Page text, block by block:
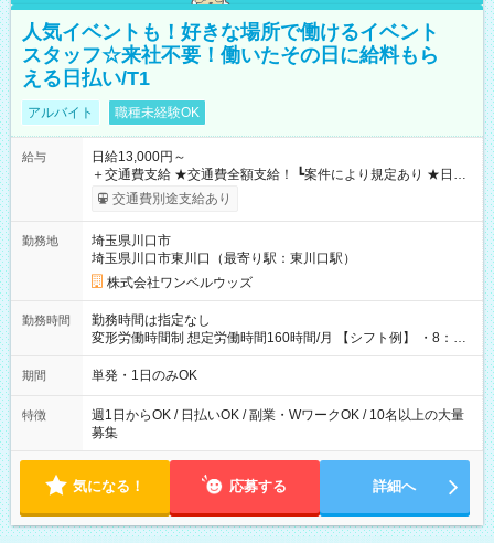
人気イベントも！好きな場所で働けるイベント
スタッフ☆来社不要！働いたその日に給料もら
える日払い/T1
アルバイト 職種未経験OK
給与
日給13,000円～
＋交通費支給 ★交通費全額支給！ ┗案件により規定あり ★日払
いOK！（規定あり） ┗働いたその日に現金GET♪ お仕事後はコ
ンビニATMから 日払い分を引き落とせます！ 【試用期間】試
交通費別途支給あり
勤務地
埼玉県川口市
埼玉県川口市東川口（最寄り駅：東川口駅）
株式会社ワンベルウッズ
勤務時間
勤務時間は指定なし
変形労働時間制 想定労働時間160時間/月 【シフト例】 ・8：00
～21：00
期間 単発・1日のみOK
特徴
週1日からOK / 日払いOK / 副業・WワークOK / 10名以上の大量
募集
気になる！ 応募する 詳細へ